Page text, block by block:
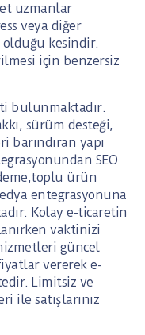
uzmanlar
veya diğer
olduğu kesindir.
için benzersiz
bulunmaktadır.
sürüm desteği,
barındıran yapı
SEO
ürün
entegrasyonuna
Kolay e-ticaretin
vaktinizi
güncel
vererek e-
Limitsiz ve
ile satışlarınız